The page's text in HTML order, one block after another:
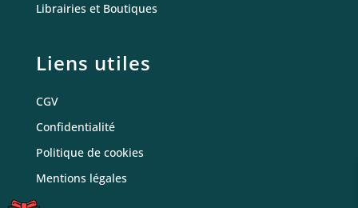
Librairies et Boutiques
Liens utiles
CGV
Confidentialité
Politique de cookies
Mentions légales